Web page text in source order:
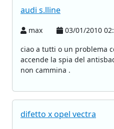
audi s.lline
max
03/01/2010
ciao a tutti o un problema
accende la spia del
non cammina .
difetto x opel vectra